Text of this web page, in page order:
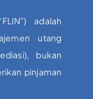
adalah
utang
bukan
pinjaman